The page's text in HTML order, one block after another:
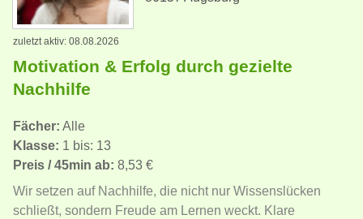
zuletzt aktiv: 08.08.2026
Motivation & Erfolg durch gezielte
Nachhilfe
Fächer: Alle
Klasse: 1 bis: 13
Preis / 45min ab: 8,53 €
Wir setzen auf Nachhilfe, die nicht nur Wissenslücken
schließt, sondern Freude am Lernen weckt. Klare